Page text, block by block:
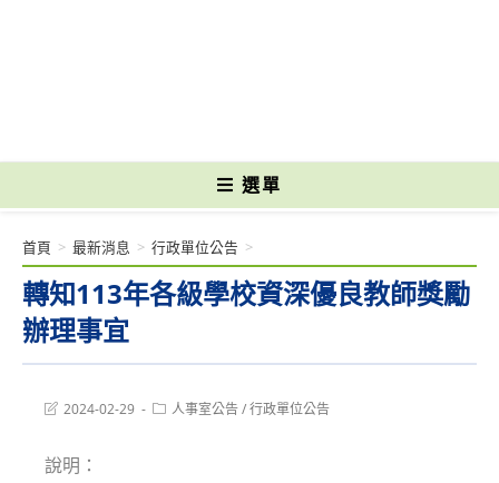
選單
轉知113年各級學校資深優良教師獎勵
辦理事宜
首頁 > 最新消息 > 行政單位公告 >
Post2024-02-29
Post人事室公告/行政單位公告
說明：